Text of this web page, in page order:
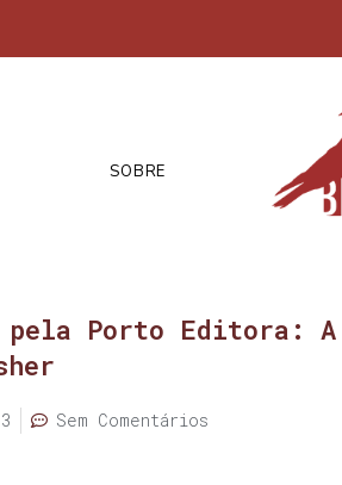
SOBRE
pela Porto Editora: A
Sem Comentários